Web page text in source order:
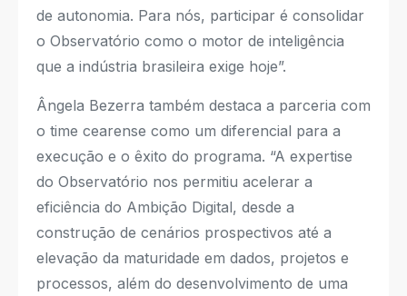
de autonomia. Para nós, participar é consolidar
o Observatório como o motor de inteligência
que a indústria brasileira exige hoje”.
Ângela Bezerra também destaca a parceria com
o time cearense como um diferencial para a
execução e o êxito do programa. “A expertise
do Observatório nos permitiu acelerar a
eficiência do Ambição Digital, desde a
construção de cenários prospectivos até a
elevação da maturidade em dados, projetos e
processos, além do desenvolvimento de uma